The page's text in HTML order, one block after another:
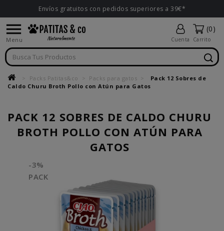
Envíos gratuitos con pedidos superiores a 39€*

Menu Cuenta
(0)
Carrito
Packs Patitas&co Packs para gatos
Pack 12 Sobres de
Caldo Churu Broth Pollo con Atún para Gatos
PACK 12 SOBRES DE CALDO CHURU
BROTH POLLO CON ATÚN PARA
GATOS
-3%
PACK